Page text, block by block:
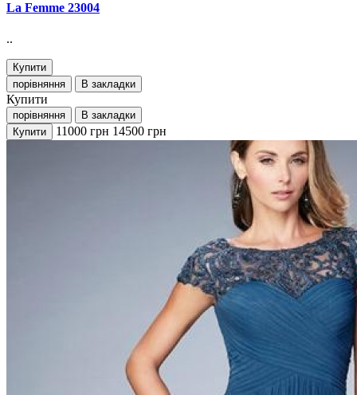
La Femme 23004
..
Купити
порівняння
В закладки
Купити
порівняння
В закладки
Купити
11000 грн 14500 грн